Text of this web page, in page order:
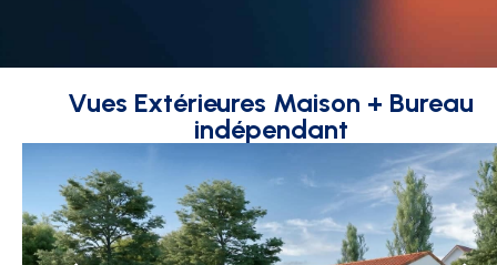
Vues Extérieures Maison + Bureau
indépendant